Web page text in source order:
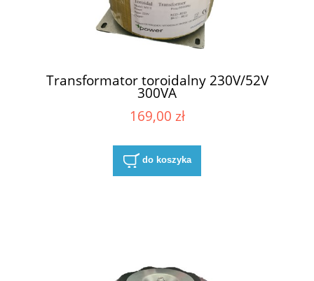
Transformator toroidalny 230V/52V
300VA
169,00 zł
do koszyka